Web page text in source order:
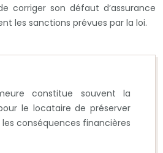
corriger son défaut d’assurance
les sanctions prévues par la loi.
constitue souvent la
le locataire de préserver
les conséquences financières